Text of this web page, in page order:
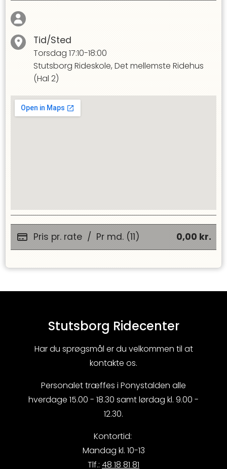
Tid/Sted
Torsdag 17:10-18:00
Stutsborg Rideskole, Det mellemste Ridehus
(Hal 2)
Pris pr. rate / Pr md. (11) 0,00 kr.
Stutsborg Ridecenter
Har du sprøgsmål er du velkommen til at
kontakte os.
Personalet træffes i Ponystalden alle
hverdage 15.00 - 18.30 samt lørdag kl. 9.00 -
12.30.
Kontortid:
Mandag kl. 10-13
Tlf.: 48 18 81 81